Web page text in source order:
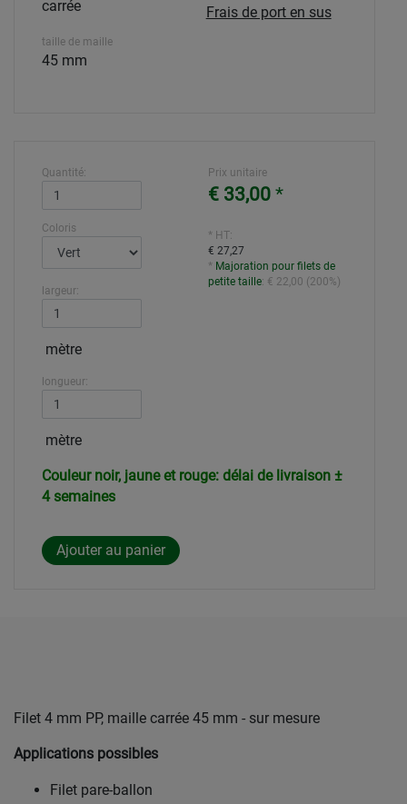
carrée
taille de maille
45 mm
Frais de port en sus
Quantité:
Coloris
largeur:
mètre
longueur:
mètre
Prix unitaire
€ 33,00 *
* HT:
€ 27,27
* Majoration pour filets de
petite taille: € 22,00 (200%)
Couleur noir, jaune et rouge: délai de livraison ±
4 semaines
Filet 4 mm PP, maille carrée 45 mm - sur mesure
Applications possibles
Filet pare-ballon